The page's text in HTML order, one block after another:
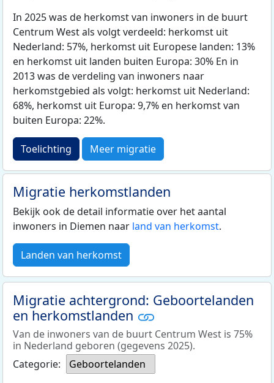
In 2025 was de herkomst van inwoners in de buurt
Centrum West als volgt verdeeld: herkomst uit
Nederland: 57%, herkomst uit Europese landen: 13%
en herkomst uit landen buiten Europa: 30% En in
2013 was de verdeling van inwoners naar
herkomstgebied als volgt: herkomst uit Nederland:
68%, herkomst uit Europa: 9,7% en herkomst van
buiten Europa: 22%.
Toelichting Meer migratie
Migratie herkomstlanden
Bekijk ook de detail informatie over het aantal
inwoners in Diemen naar land van herkomst.
Landen van herkomst
Migratie achtergrond: Geboortelanden
en herkomstlanden
Van de inwoners van de buurt Centrum West is 75%
in Nederland geboren (gegevens 2025).
Categorie:
Geboortelanden